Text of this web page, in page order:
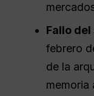
Fallo
febrero
de la
memoria